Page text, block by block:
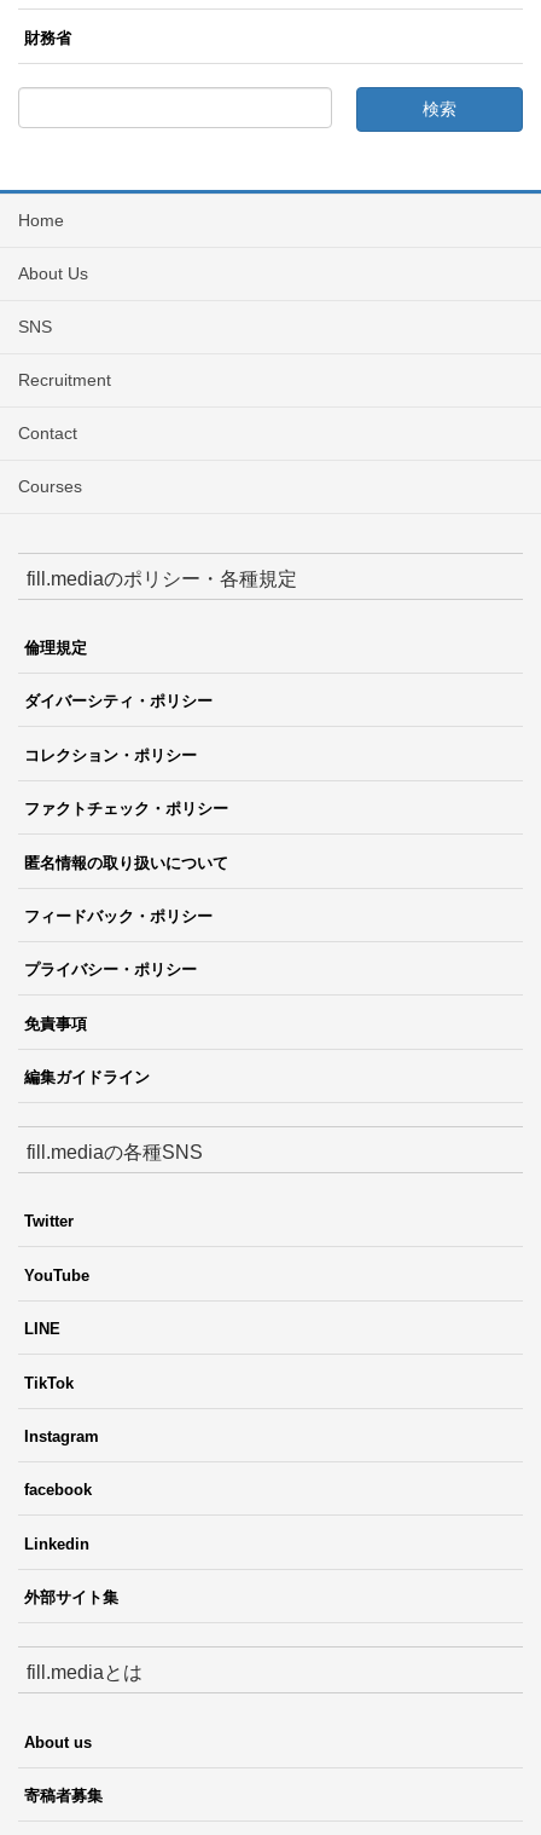
財務省
Home
About Us
SNS
Recruitment
Contact
Courses
fill.mediaのポリシー・各種規定
倫理規定
ダイバーシティ・ポリシー
コレクション・ポリシー
ファクトチェック・ポリシー
匿名情報の取り扱いについて
フィードバック・ポリシー
プライバシー・ポリシー
免責事項
編集ガイドライン
fill.mediaの各種SNS
Twitter
YouTube
LINE
TikTok
Instagram
facebook
Linkedin
外部サイト集
fill.mediaとは
About us
寄稿者募集